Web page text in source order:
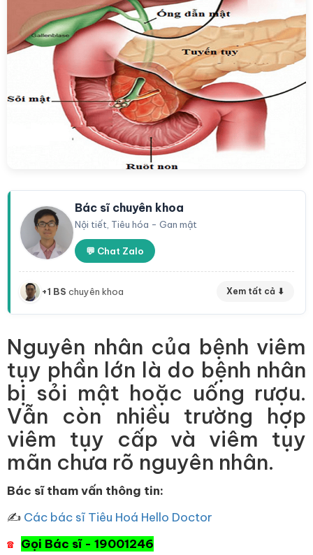
Bác sĩ chuyên khoa
Nội tiết, Tiêu hóa - Gan mật
💬 Chat Zalo
+1 BS chuyên khoa Xem tất cả ⬇
Nguyên nhân của bệnh viêm
tụy phần lớn là do bệnh nhân
bị sỏi mật hoặc uống rượu.
Vẫn còn nhiều trường hợp
viêm tụy cấp và viêm tụy
mãn chưa rõ nguyên nhân.
Bác sĩ tham vấn thông tin:
✍ Các bác sĩ Tiêu Hoá Hello Doctor
☎ Gọi Bác sĩ - 19001246